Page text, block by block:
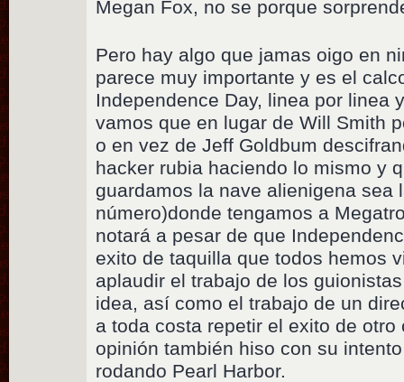
Megan Fox, no se porque
Pero hay algo que jamas oigo en
parece muy importante y es el
Independence Day, linea por linea
vamos que en lugar de Will Smith
o en vez de Jeff Goldbum
hacker rubia haciendo lo mismo y
guardamos la nave alienigena sea
número)donde tengamos a
notará a pesar de que
exito de taquilla que todos hemos
aplaudir el trabajo de los
idea, así como el trabajo de un
a toda costa repetir el exito de
opinión también hiso con su
rodando Pearl Harbor.